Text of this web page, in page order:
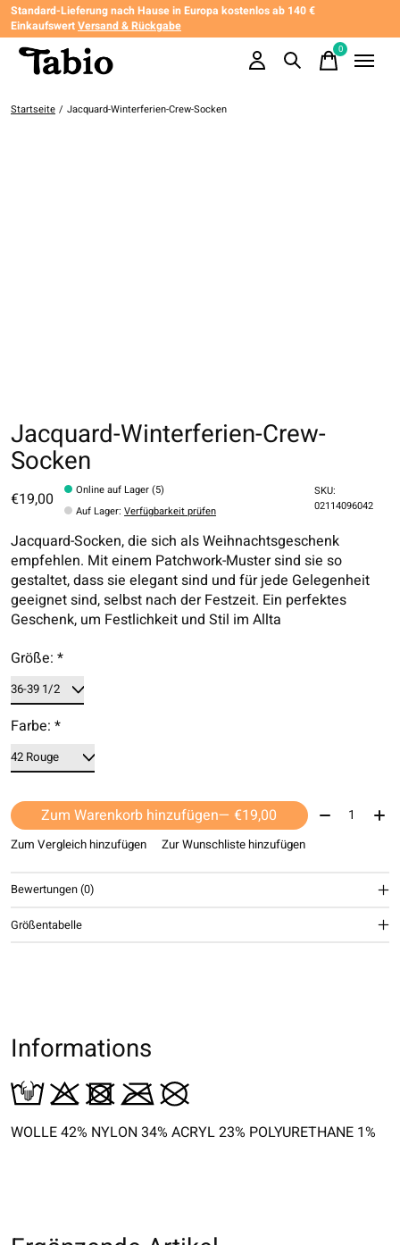
Standard-Lieferung nach Hause in Europa kostenlos ab 140 €
EinkaufswertVersand & Rückgabe
0items
Startseite / Jacquard-Winterferien-Crew-Socken
Jacquard-Winterferien-Crew-
Socken
€19,00
Online auf Lager (5)
Auf Lager:Verfügbarkeit prüfen
SKU:
02114096042
Jacquard-Socken, die sich als Weihnachtsgeschenk
empfehlen. Mit einem Patchwork-Muster sind sie so
gestaltet, dass sie elegant sind und für jede Gelegenheit
geeignet sind, selbst nach der Festzeit. Ein perfektes
Geschenk, um Festlichkeit und Stil im Allta
Größe: *
Farbe: *
Zum Warenkorb hinzufügen — €19,00 Menge:
Zum Vergleich hinzufügen Zur Wunschliste hinzufügen
Bewertungen (0)
Größentabelle
Informations
WOLLE 42% NYLON 34% ACRYL 23% POLYURETHANE 1%